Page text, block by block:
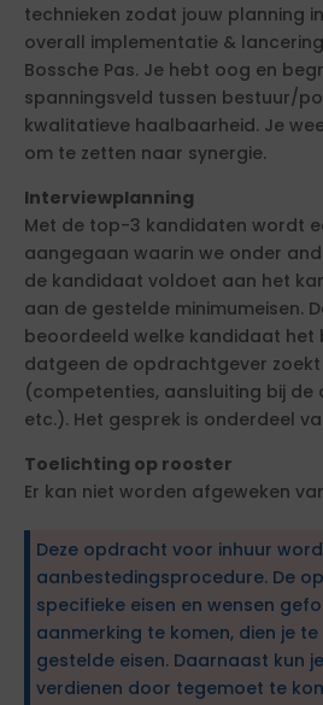
technieken zodat jouw planning
overall implementatie &
Bossche Pas. Je hebt oog en
spanningsveld tussen bestuur/
kwalitatieve haalbaarheid. Je
om te zetten naar synergie.
Interviewplanning
Met de top-3 kandidaten wordt
aangegaan waarin we onder
de kandidaat voldoet aan het
aan de gestelde minimumeisen.
beoordeeld welke kandidaat het
datgeen de opdrachtgever
(competenties, aansluiting bij de
etc.). Het gesprek is onderdeel
Toelichting op rooster
Er kan niet worden afgeweken
Deze opdracht voor inhuur
aanbestedingsprocedure. De
specifieke eisen en wensen
aanmerking te komen, dien je
gestelde eisen. Daarnaast kun
verdienen door tegemoet te